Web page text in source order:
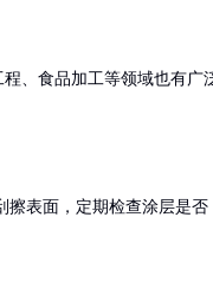
、食品加工等领域也有广
擦表面，定期检查涂层是否